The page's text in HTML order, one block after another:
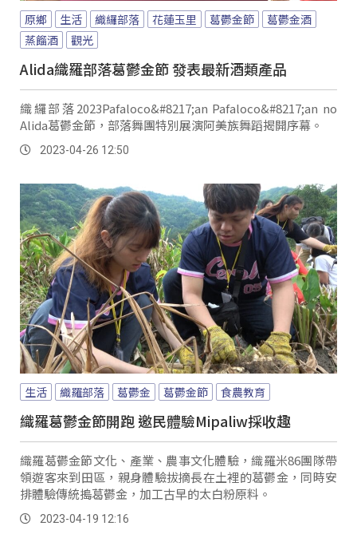
原鄉 生活 織纙部落 花蓮玉里 葛鬱金節
葛鬱金酒
蒸餾酒
觀光
Alida織羅部落葛鬱金節 發表最新酒類產品
織纙部落2023Pafaloco&#8217;an Pafaloco&#8217;an no
Alida葛鬱金節，部落舞團特別展演阿美族舞蹈揭開序幕。
2023-04-26 12:50
生活 織羅部落 葛鬱金 葛鬱金節 食農教育
織羅葛鬱金節開跑 邀民體驗Mipaliw採收趣
織羅葛鬱金節文化、產業、農事文化體驗，織羅米86團隊帶
領遊客來到田區，親身體驗拔摘長在土裡的葛鬱金，同時安
排體驗傳統搗葛鬱金，加工古早的太白粉原料。
2023-04-19 12:16